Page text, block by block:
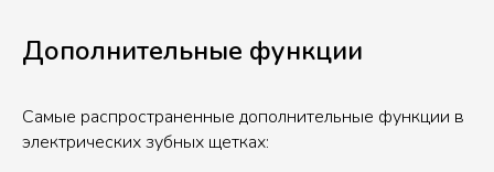
Дополнительные функции
Самые распространенные дополнительные функции в
электрических зубных щетках: